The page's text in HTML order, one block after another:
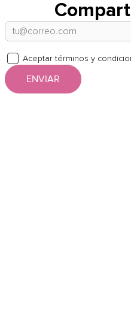
Aceptar términos y
ENVIAR